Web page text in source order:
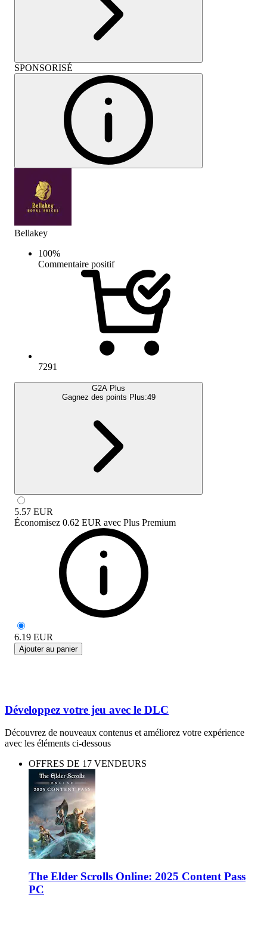
SPONSORISÉ
Bellakey
100%
Commentaire positif
7291
G2A Plus
Gagnez des points Plus:49
5.57 EUR
Économisez 0.62 EUR avec Plus Premium
6.19 EUR
Ajouter au panier
Développez votre jeu avec le DLC
Découvrez de nouveaux contenus et améliorez votre expérience
avec les éléments ci-dessous
OFFRES DE 17 VENDEURS
The Elder Scrolls Online: 2025 Content Pass
PC